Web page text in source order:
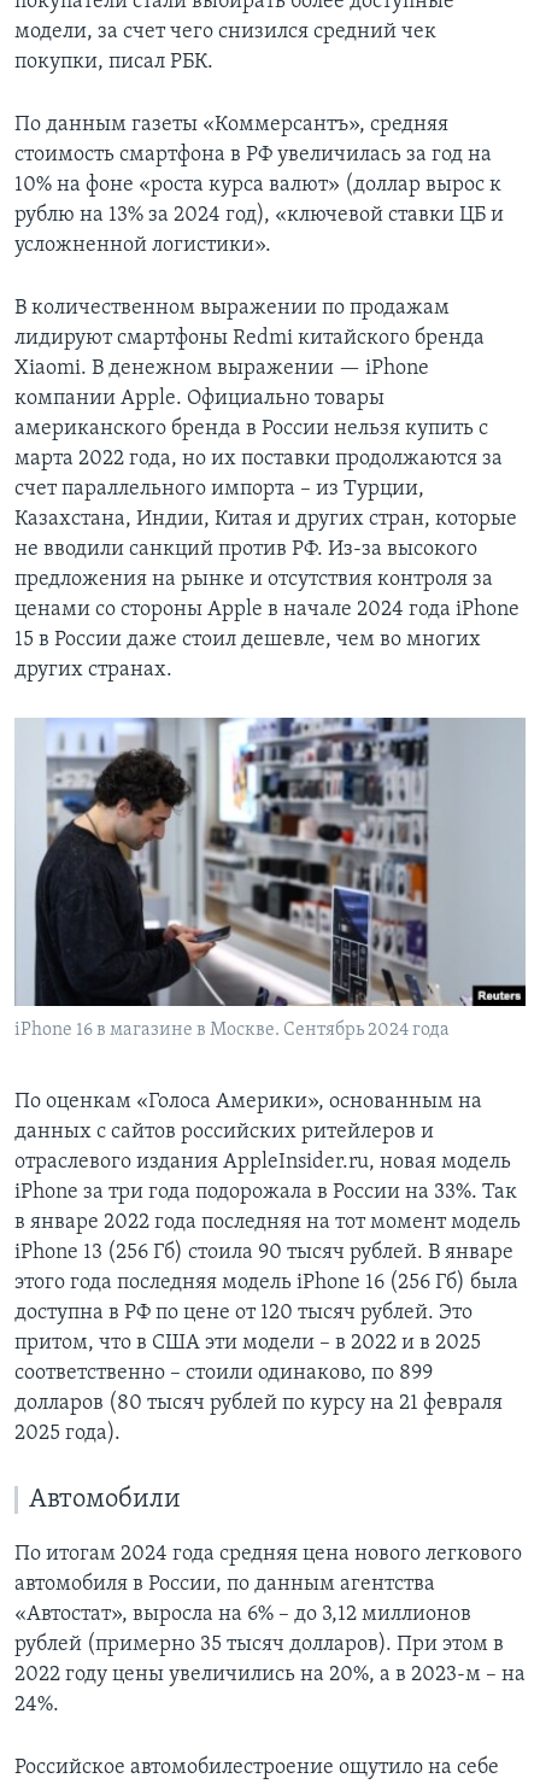
модели, за счет чего снизился средний чек
покупки, писал РБК.
По данным газеты «Коммерсантъ», средняя
стоимость смартфона в РФ увеличилась за год на
10% на фоне «роста курса валют» (доллар вырос к
рублю на 13% за 2024 год), «ключевой ставки ЦБ и
усложненной логистики».
В количественном выражении по продажам
лидируют смартфоны Redmi китайского бренда
Xiaomi. В денежном выражении — iPhone
компании Apple. Официально товары
американского бренда в России нельзя купить с
марта 2022 года, но их поставки продолжаются за
счет параллельного импорта – из Турции,
Казахстана, Индии, Китая и других стран, которые
не вводили санкций против РФ. Из-за высокого
предложения на рынке и отсутствия контроля за
ценами со стороны Apple в начале 2024 года iPhone
15 в России даже стоил дешевле, чем во многих
других странах.
iPhone 16 в магазине в Москве. Сентябрь 2024 года
По оценкам «Голоса Америки», основанным на
данных с сайтов российских ритейлеров и
отраслевого издания AppleInsider.ru, новая модель
iPhone за три года подорожала в России на 33%. Так
в январе 2022 года последняя на тот момент модель
iPhone 13 (256 Гб) стоила 90 тысяч рублей. В январе
этого года последняя модель iPhone 16 (256 Гб) была
доступна в РФ по цене от 120 тысяч рублей. Это
притом, что в США эти модели – в 2022 и в 2025
соответственно – стоили одинаково, по 899
долларов (80 тысяч рублей по курсу на 21 февраля
2025 года).
Автомобили
По итогам 2024 года средняя цена нового легкового
автомобиля в России, по данным агентства
«Автостат», выросла на 6% – до 3,12 миллионов
рублей (примерно 35 тысяч долларов). При этом в
2022 году цены увеличились на 20%, а в 2023-м – на
24%.
Российское автомобилестроение ощутило на себе